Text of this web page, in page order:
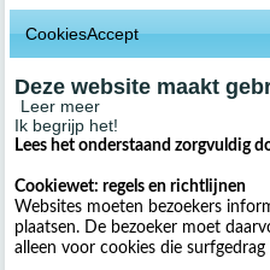
CookiesAccept
Deze website maakt
Leer meer
Ik begrijp het!
Lees het onderstaand zorgvuldig
Cookiewet: regels en richtlijnen
Websites moeten bezoekers
plaatsen. De bezoeker moet
alleen voor cookies die